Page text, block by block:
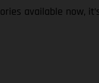
available now,